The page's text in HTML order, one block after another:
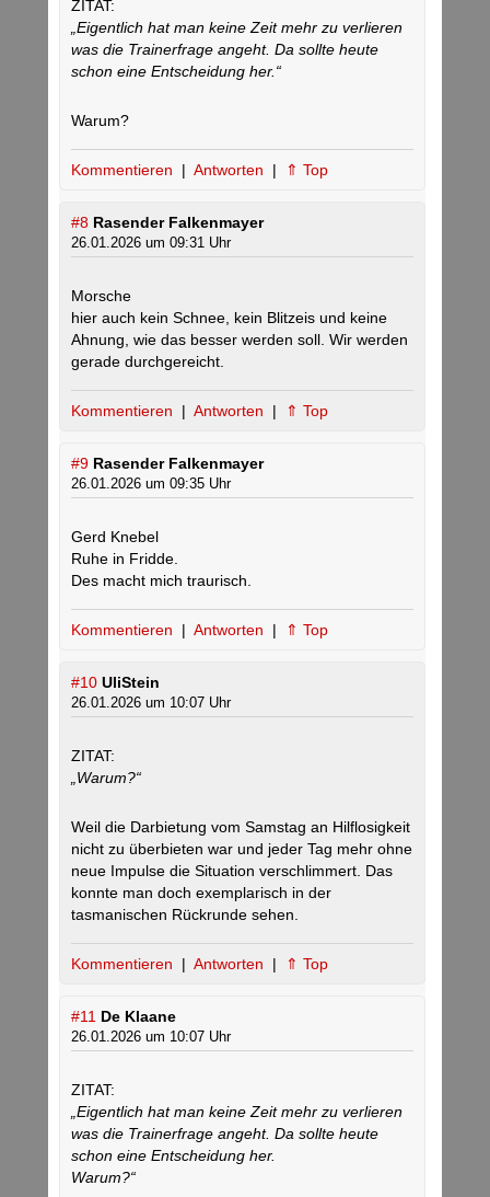
ZITAT:
„Eigentlich hat man keine Zeit mehr zu verlieren
was die Trainerfrage angeht. Da sollte heute
schon eine Entscheidung her.“
Warum?
Kommentieren | Antworten | ⇑ Top
#8 Rasender Falkenmayer
26.01.2026 um 09:31 Uhr
Morsche
hier auch kein Schnee, kein Blitzeis und keine
Ahnung, wie das besser werden soll. Wir werden
gerade durchgereicht.
Kommentieren | Antworten | ⇑ Top
#9 Rasender Falkenmayer
26.01.2026 um 09:35 Uhr
Gerd Knebel
Ruhe in Fridde.
Des macht mich traurisch.
Kommentieren | Antworten | ⇑ Top
#10 UliStein
26.01.2026 um 10:07 Uhr
ZITAT:
„Warum?“
Weil die Darbietung vom Samstag an Hilflosigkeit
nicht zu überbieten war und jeder Tag mehr ohne
neue Impulse die Situation verschlimmert. Das
konnte man doch exemplarisch in der
tasmanischen Rückrunde sehen.
Kommentieren | Antworten | ⇑ Top
#11 De Klaane
26.01.2026 um 10:07 Uhr
ZITAT:
„Eigentlich hat man keine Zeit mehr zu verlieren
was die Trainerfrage angeht. Da sollte heute
schon eine Entscheidung her.
Warum?“